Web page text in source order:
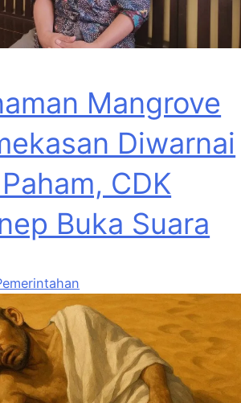
Mangrove
Diwarnai
CDK
Buka Suara